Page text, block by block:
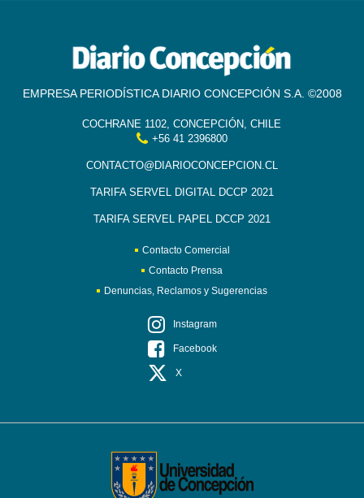
EMPRESA PERIODÍSTICA DIARIO CONCEPCIÓN S.A. ©2008
COCHRANE 1102, CONCEPCIÓN, CHILE
+56 41 2396800
CONTACTO@DIARIOCONCEPCION.CL
TARIFA SERVEL DIGITAL DCCP 2021
TARIFA SERVEL PAPEL DCCP 2021
Contacto Comercial
Contacto Prensa
Denuncias, Reclamos y Sugerencias
Instagram
Facebook
X